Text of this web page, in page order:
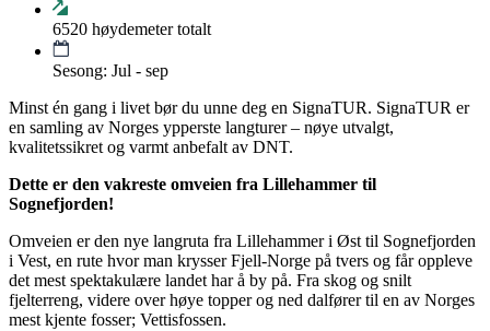
6520 høydemeter totalt
Sesong: Jul - sep
Minst én gang i livet bør du unne deg en SignaTUR. SignaTUR er
en samling av Norges ypperste langturer – nøye utvalgt,
kvalitetssikret og varmt anbefalt av DNT.
Dette er den vakreste omveien fra Lillehammer til
Sognefjorden!
Omveien er den nye langruta fra Lillehammer i Øst til Sognefjorden
i Vest, en rute hvor man krysser Fjell-Norge på tvers og får oppleve
det mest spektakulære landet har å by på. Fra skog og snilt
fjelterreng, videre over høye topper og ned dalfører til en av Norges
mest kjente fosser; Vettisfossen.